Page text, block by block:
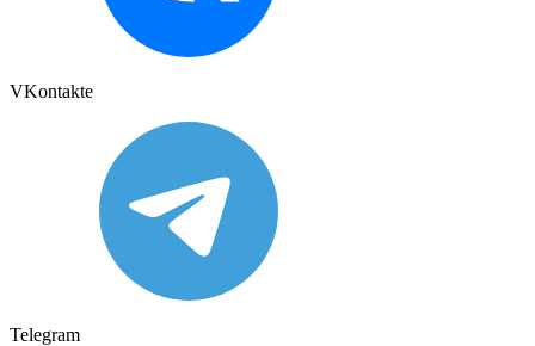
VKontakte
Telegram